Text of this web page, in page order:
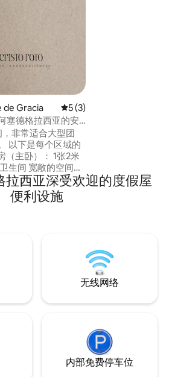
de Gracia 平均评分 5 分（满分 5 分）
5 (3)
塞德格拉西亚的安
非常适合大型团
以下是每个区域的
多隐私和舒适的
非常适合儿童或同
或一群朋友入住。
旁边）： 一张
拉西亚深受欢迎的度假屋
便利设施
无线网络
内部免费停车位